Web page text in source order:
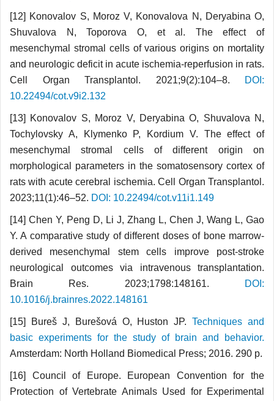
[12] Konovalov S, Moroz V, Konovalova N, Deryabina O,
Shuvalova N, Toporova O, et al. The effect of
mesenchymal stromal cells of various origins on mortality
and neurologic deficit in acute ischemia-reperfusion in rats.
Cell Organ Transplantol. 2021;9(2):104–8.
DOI:
10.22494/cot.v9i2.132
[13] Konovalov S, Moroz V, Deryabina O, Shuvalova N,
Tochylovsky A, Klymenko P, Kordium V. The effect of
mesenchymal stromal cells of different origin on
morphological parameters in the somatosensory cortex of
rats with acute cerebral ischemia. Cell Organ Transplantol.
2023;11(1):46–52. DOI: 10.22494/cot.v11i1.149
[14] Chen Y, Peng D, Li J, Zhang L, Chen J, Wang L, Gao
Y. A comparative study of different doses of bone marrow-
derived mesenchymal stem cells improve post-stroke
neurological outcomes via intravenous transplantation.
Brain Res. 2023;1798:148161.
DOI:
10.1016/j.brainres.2022.148161
[15] Bureš J, Burešová O, Huston JP.Techniques and
basic experiments for the study of brain and behavior.
Amsterdam: North Holland Biomedical Press; 2016. 290 p.
[16] Council of Europe. European Convention for the
Protection of Vertebrate Animals Used for Experimental